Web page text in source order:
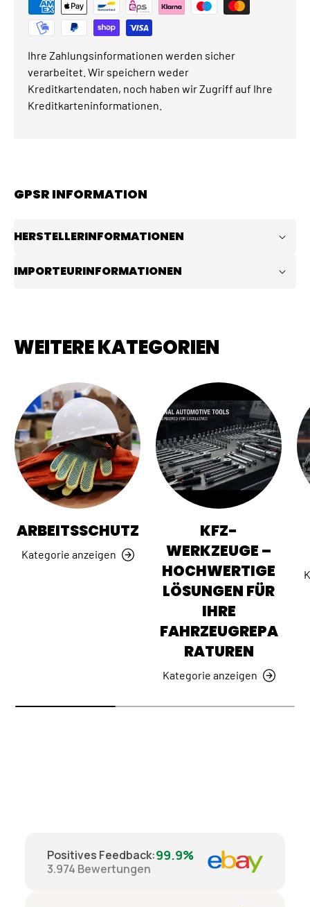
Ihre Zahlungsinformationen werden sicher
verarbeitet. Wir speichern weder
Kreditkartendaten, noch haben wir Zugriff auf Ihre
Kreditkarteninformationen.
GPSR INFORMATION
HERSTELLERINFORMATIONEN
IMPORTEURINFORMATIONEN
WEITERE KATEGORIEN
ARBEITSSCHUTZ
Kategorie anzeigen
KFZ-
WERKZEUGE –
HOCHWERTIGE
LÖSUNGEN FÜR
IHRE
FAHRZEUGREPA
RATUREN
Kategorie anzeigen
Positives Feedback:99.9%
3.974 Bewertungen